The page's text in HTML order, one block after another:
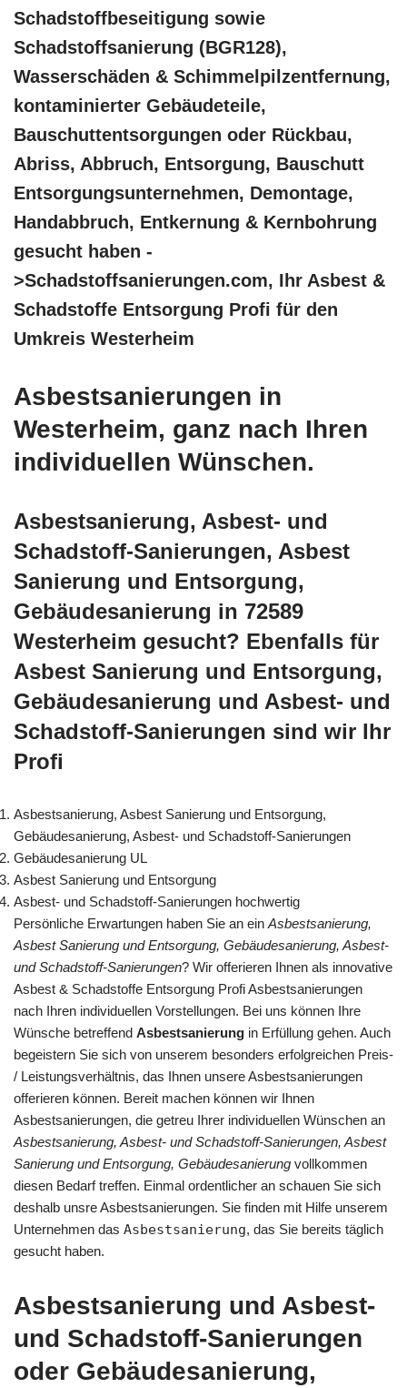
Schadstoffbeseitigung sowie
Schadstoffsanierung (BGR128),
Wasserschäden & Schimmelpilzentfernung,
kontaminierter Gebäudeteile,
Bauschuttentsorgungen oder Rückbau,
Abriss, Abbruch, Entsorgung, Bauschutt
Entsorgungsunternehmen, Demontage,
Handabbruch, Entkernung & Kernbohrung
gesucht haben -
>Schadstoffsanierungen.com, Ihr Asbest &
Schadstoffe Entsorgung Profi für den
Umkreis Westerheim
Asbestsanierungen in
Westerheim, ganz nach Ihren
individuellen Wünschen.
Asbestsanierung, Asbest- und
Schadstoff-Sanierungen, Asbest
Sanierung und Entsorgung,
Gebäudesanierung in 72589
Westerheim gesucht? Ebenfalls für
Asbest Sanierung und Entsorgung,
Gebäudesanierung und Asbest- und
Schadstoff-Sanierungen sind wir Ihr
Profi
Asbestsanierung, Asbest Sanierung und Entsorgung,
Gebäudesanierung, Asbest- und Schadstoff-Sanierungen
Gebäudesanierung UL
Asbest Sanierung und Entsorgung
Asbest- und Schadstoff-Sanierungen hochwertig
Persönliche Erwartungen haben Sie an ein Asbestsanierung,
Asbest Sanierung und Entsorgung, Gebäudesanierung, Asbest-
und Schadstoff-Sanierungen? Wir offerieren Ihnen als innovative
Asbest & Schadstoffe Entsorgung Profi Asbestsanierungen
nach Ihren individuellen Vorstellungen. Bei uns können Ihre
Wünsche betreffend Asbestsanierung in Erfüllung gehen. Auch
begeistern Sie sich von unserem besonders erfolgreichen Preis-
/ Leistungsverhältnis, das Ihnen unsere Asbestsanierungen
offerieren können. Bereit machen können wir Ihnen
Asbestsanierungen, die getreu Ihrer individuellen Wünschen an
Asbestsanierung, Asbest- und Schadstoff-Sanierungen, Asbest
Sanierung und Entsorgung, Gebäudesanierung vollkommen
diesen Bedarf treffen. Einmal ordentlicher an schauen Sie sich
deshalb unsre Asbestsanierungen. Sie finden mit Hilfe unserem
Unternehmen das Asbestsanierung, das Sie bereits täglich
gesucht haben.
Asbestsanierung und Asbest-
und Schadstoff-Sanierungen
oder Gebäudesanierung,